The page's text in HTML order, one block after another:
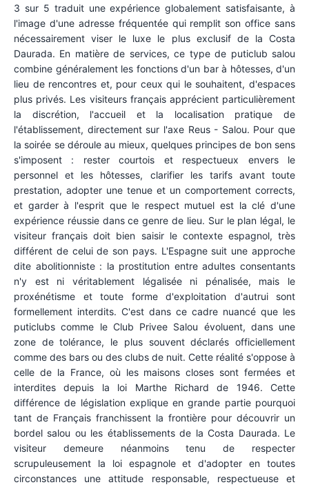
3 sur 5 traduit une expérience globalement satisfaisante, à
l'image d'une adresse fréquentée qui remplit son office sans
nécessairement viser le luxe le plus exclusif de la Costa
Daurada. En matière de services, ce type de puticlub salou
combine généralement les fonctions d'un bar à hôtesses, d'un
lieu de rencontres et, pour ceux qui le souhaitent, d'espaces
plus privés. Les visiteurs français apprécient particulièrement
la discrétion, l'accueil et la localisation pratique de
l'établissement, directement sur l'axe Reus - Salou. Pour que
la soirée se déroule au mieux, quelques principes de bon sens
s'imposent : rester courtois et respectueux envers le
personnel et les hôtesses, clarifier les tarifs avant toute
prestation, adopter une tenue et un comportement corrects,
et garder à l'esprit que le respect mutuel est la clé d'une
expérience réussie dans ce genre de lieu. Sur le plan légal, le
visiteur français doit bien saisir le contexte espagnol, très
différent de celui de son pays. L'Espagne suit une approche
dite abolitionniste : la prostitution entre adultes consentants
n'y est ni véritablement légalisée ni pénalisée, mais le
proxénétisme et toute forme d'exploitation d'autrui sont
formellement interdits. C'est dans ce cadre nuancé que les
puticlubs comme le Club Privee Salou évoluent, dans une
zone de tolérance, le plus souvent déclarés officiellement
comme des bars ou des clubs de nuit. Cette réalité s'oppose à
celle de la France, où les maisons closes sont fermées et
interdites depuis la loi Marthe Richard de 1946. Cette
différence de législation explique en grande partie pourquoi
tant de Français franchissent la frontière pour découvrir un
bordel salou ou les établissements de la Costa Daurada. Le
visiteur demeure néanmoins tenu de respecter
scrupuleusement la loi espagnole et d'adopter en toutes
circonstances une attitude responsable, respectueuse et